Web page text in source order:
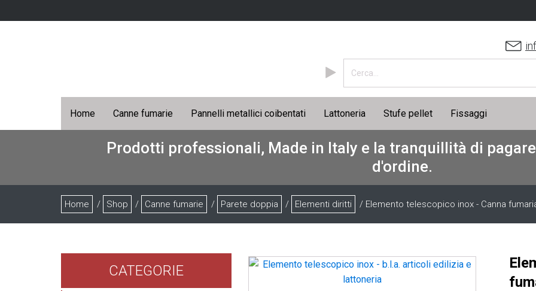
Home Canne fumarie Pannelli metallici coibentati Lattoneria Stufe pellet Fissaggi
Prodotti professionali, Made in Italy e la tranquillità di
d'ordine.
Home / Shop / Canne fumarie / Parete doppia / Elementi diritti / Elemento telescopico inox - Canna
CATEGORIE